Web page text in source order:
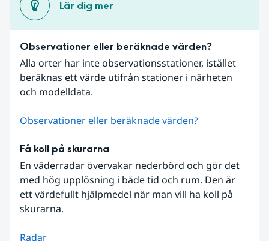
Lär dig mer
Observationer eller beräknade värden?
Alla orter har inte observationsstationer, istället
beräknas ett värde utifrån stationer i närheten
och modelldata.
Observationer eller beräknade värden?
Få koll på skurarna
En väderradar övervakar nederbörd och gör det
med hög upplösning i både tid och rum. Den är
ett värdefullt hjälpmedel när man vill ha koll på
skurarna.
Radar